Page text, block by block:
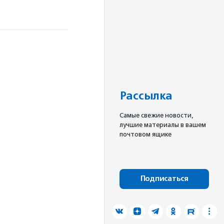
Рассылка
Cамые свежие новости,
лучшие материалы в вашем
почтовом ящике
Подписаться